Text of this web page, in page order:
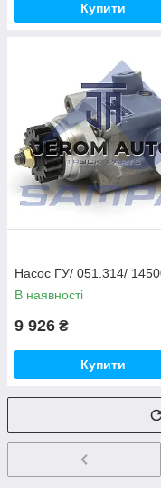
Купити
Насос ГУ/ 051.314/
В наявності
9 926 ₴
Купити